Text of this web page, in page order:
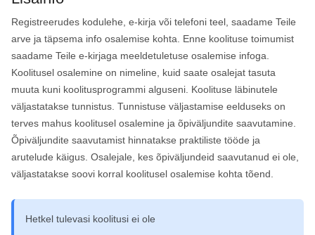
Hetkel tulevasi koolitusi ei ole
Registreerudes kodulehe, e-kirja või telefoni teel, saadame Teile
arve ja täpsema info osalemise kohta. Enne koolituse toimumist
saadame Teile e-kirjaga meeldetuletuse osalemise infoga.
Koolitusel osalemine on nimeline, kuid saate osalejat tasuta
muuta kuni koolitusprogrammi alguseni. Koolituse läbinutele
väljastatakse tunnistus. Tunnistuse väljastamise eelduseks on
terves mahus koolitusel osalemine ja õpiväljundite saavutamine.
Õpiväljundite saavutamist hinnatakse praktiliste tööde ja
arutelude käigus. Osalejale, kes õpiväljundeid saavutanud ei ole,
väljastatakse soovi korral koolitusel osalemise kohta tõend.